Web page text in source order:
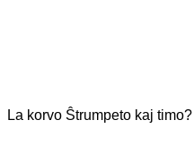
La korvo Ŝtrumpeto kaj